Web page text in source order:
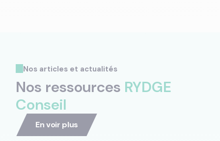
Nos articles et actualités
Nos ressources RYDGE
Conseil
En voir plus